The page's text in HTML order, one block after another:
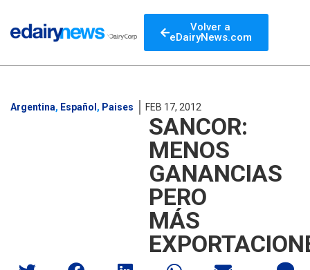
Volver a
eDairyNews.com
Argentina, Español , Paises FEB 17, 2012
SANCOR:
MENOS
GANANCIAS
PERO
MÁS